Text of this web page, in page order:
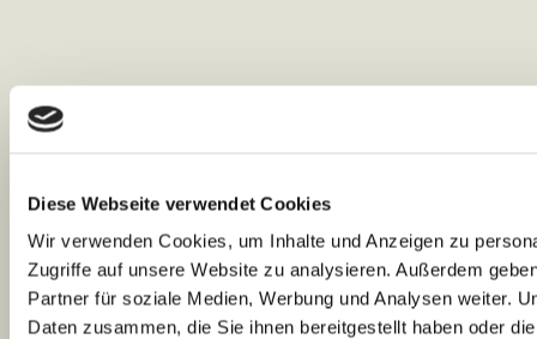
Diese Webseite verwendet Cookies
Wir verwenden Cookies, um Inhalte und Anzeigen zu
Zugriffe auf unsere Website zu analysieren. Außerdem
Partner für soziale Medien, Werbung und Analysen weiter.
Daten zusammen, die Sie ihnen bereitgestellt haben oder